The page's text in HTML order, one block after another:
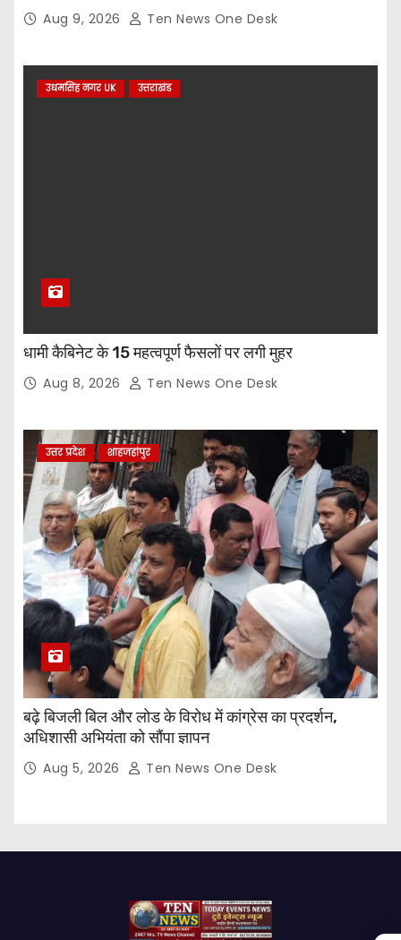
Aug 9, 2026 Ten News One Desk
उधमसिंह नगर UK उत्तराखंड
धामी कैबिनेट के 15 महत्वपूर्ण फैसलों पर लगी मुहर
Aug 8, 2026 Ten News One Desk
उत्तर प्रदेश शाहजहांपुर
बढ़े बिजली बिल और लोड के विरोध में कांग्रेस का प्रदर्शन,
अधिशासी अभियंता को सौंपा ज्ञापन
Aug 5, 2026 Ten News One Desk